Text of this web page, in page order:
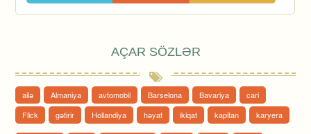
AÇAR SÖZLƏR
ailə Almaniya avtomobil Barselona Bavariya
cari
Flick
gətirir Hollandiya həyat ikiqat kapitan karyera